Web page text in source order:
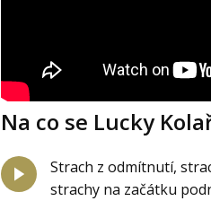
Na co se Lucky
Strach z odmítnutí,
strachy na začátku